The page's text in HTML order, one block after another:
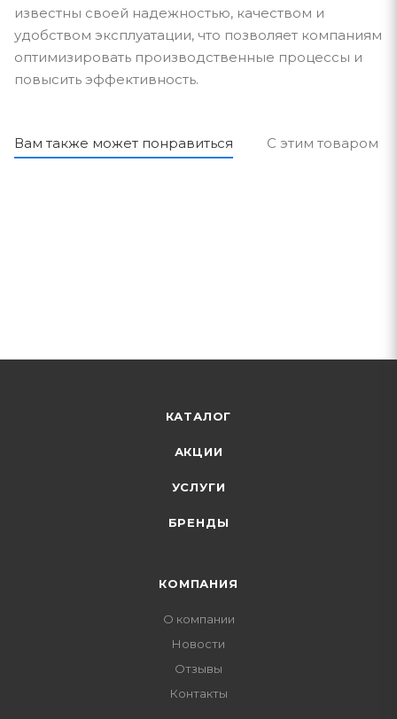
известны своей надежностью, качеством и
удобством эксплуатации, что позволяет компаниям
оптимизировать производственные процессы и
повысить эффективность.
Вам также может понравиться С этим товаром
КАТАЛОГ
АКЦИИ
УСЛУГИ
БРЕНДЫ
КОМПАНИЯ
О компании
Новости
Отзывы
Контакты